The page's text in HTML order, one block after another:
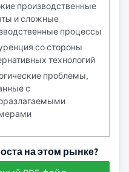
производственные
и сложные
процессы
со стороны
технологий
проблемы,
с
на этом рынке?